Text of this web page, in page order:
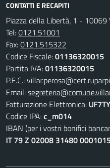
CONTATTI E RECAPITI
Piazza della Libertà, 1 - 10069
Tel:0121.51001
Fax:0121.515322
Codice Fiscale:01136320015
Partita IVA:01136320015
P.E.C.:
Email:
Fatturazione Elettronica:
Codice IPA:c_m014
IBAN (per i vostri bonifici
IT 79 Z 02008 31480